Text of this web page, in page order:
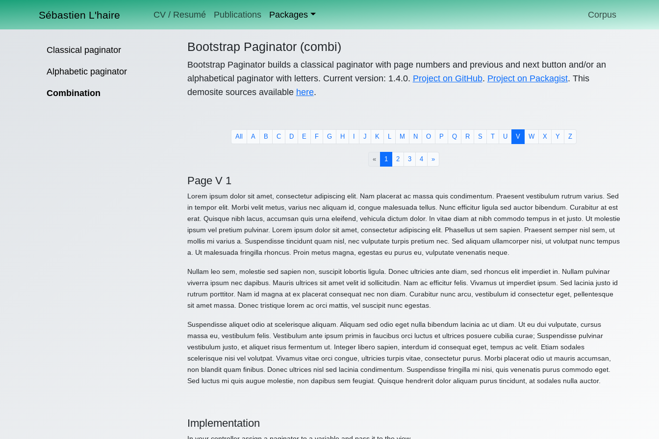
Sébastien L'haire CV / Resumé Publications Packages Corpus
Classical paginator
Alphabetic paginator
Combination
Bootstrap Paginator (combi)
Bootstrap Paginator builds a classical paginator with page numbers and previous and next button and/or an
alphabetical paginator with letters. Current version: 1.4.0. Project on GitHub. Project on Packagist. This
demosite sources available here.
All A B C D E F G H J K L M N O P Q R S U V W X Y Z
« 1 (current)
2 3 4 »
Page V 1
Lorem ipsum dolor sit amet, consectetur adipiscing elit. Nam placerat ac massa quis condimentum. Praesent vestibulum rutrum varius. Sed
in tempor elit. Morbi velit metus, varius nec aliquam id, congue malesuada tellus. Nunc efficitur ligula sed auctor bibendum. Curabitur at est
erat. Quisque nibh lacus, accumsan quis urna eleifend, vehicula dictum dolor. In vitae diam at nibh commodo tempus in et justo. Ut molestie
ipsum vel pretium pulvinar. Lorem ipsum dolor sit amet, consectetur adipiscing elit. Phasellus ut sem sapien. Praesent semper nisl sem, ut
mollis mi varius a. Suspendisse tincidunt quam nisl, nec vulputate turpis pretium nec. Sed aliquam ullamcorper nisi, ut volutpat nunc tempus
a. Ut malesuada fringilla rhoncus. Proin metus magna, egestas eu purus eu, vulputate venenatis neque.
Nullam leo sem, molestie sed sapien non, suscipit lobortis ligula. Donec ultricies ante diam, sed rhoncus elit imperdiet in. Nullam pulvinar
viverra ipsum nec dapibus. Mauris ultrices sit amet velit id sollicitudin. Nam ac efficitur felis. Vivamus ut imperdiet ipsum. Sed lacinia justo id
rutrum porttitor. Nam id magna at ex placerat consequat nec non diam. Curabitur nunc arcu, vestibulum id consectetur eget, pellentesque
sit amet massa. Donec tristique lorem ac orci mattis, vel suscipit nunc egestas.
Suspendisse aliquet odio at scelerisque aliquam. Aliquam sed odio eget nulla bibendum lacinia ac ut diam. Ut eu dui vulputate, cursus
massa eu, vestibulum felis. Vestibulum ante ipsum primis in faucibus orci luctus et ultrices posuere cubilia curae; Suspendisse pulvinar
vestibulum justo, et aliquet risus fermentum ut. Integer libero sapien, interdum id consequat eget, tempus ac velit. Etiam sodales
scelerisque nisi vel volutpat. Vivamus vitae orci congue, ultricies turpis vitae, consectetur purus. Morbi placerat odio ut mauris accumsan,
non blandit quam finibus. Donec ultrices nisl sed lacinia condimentum. Suspendisse fringilla mi nisi, quis venenatis purus commodo eget.
Sed luctus mi quis augue molestie, non dapibus sem feugiat. Quisque hendrerit dolor aliquam purus tincidunt, at sodales nulla auctor.
Implementation